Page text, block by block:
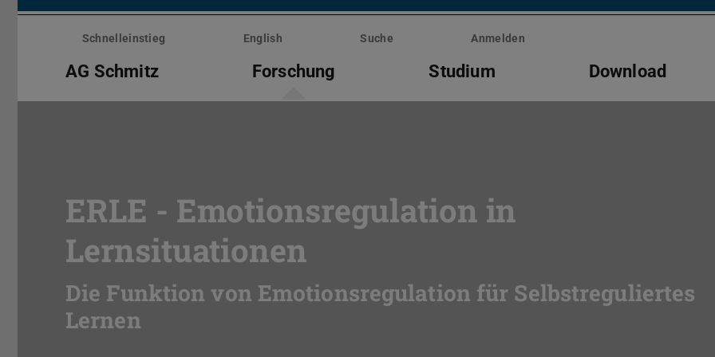
Menü
überspringenSchnelleinstieg English Suche Anmelden
AG Schmitz Forschung Studium Download
ERLE - Emotionsregulation in
Lernsituationen
Die Funktion von Emotionsregulation für Selbstreguliertes
Lernen